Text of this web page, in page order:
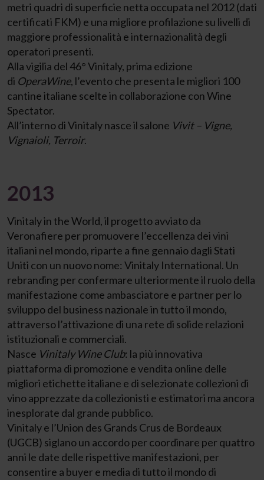
metri quadri di superficie netta occupata nel 2012 (dati
certificati FKM) e una migliore profilazione su livelli di
maggiore professionalità e internazionalità degli
operatori presenti.
Alla vigilia del 46° Vinitaly, prima edizione
di OperaWine, l’evento che presenta le migliori 100
cantine italiane scelte in collaborazione con Wine
Spectator.
All’interno di Vinitaly nasce il salone Vivit– Vigne,
Vignaioli, Terroir.
2013
Vinitaly in the World, il progetto avviato da
Veronafiere per promuovere l’eccellenza dei vini
italiani nel mondo, riparte a fine gennaio dagli Stati
Uniti con un nuovo nome: Vinitaly International. Un
rebranding per confermare ulteriormente il ruolo della
manifestazione come ambasciatore e partner per lo
sviluppo del business nazionale in tutto il mondo,
attraverso l’attivazione di una rete di solide relazioni
istituzionali e commerciali.
Nasce Vinitaly Wine Club: la più innovativa
piattaforma di promozione e vendita online delle
migliori etichette italiane e di selezionate collezioni di
vino apprezzate da collezionisti e estimatori ma ancora
inesplorate dal grande pubblico.
Vinitaly e l’Union des Grands Crus de Bordeaux
(UGCB) siglano un accordo per coordinare per quattro
anni le date delle rispettive manifestazioni, per
consentire a buyer e media di tutto il mondo di